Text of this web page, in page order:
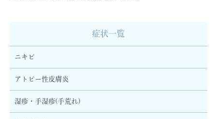
症状一覧
ニキビ
アトピー性皮膚炎
湿疹・手湿疹(手荒れ)